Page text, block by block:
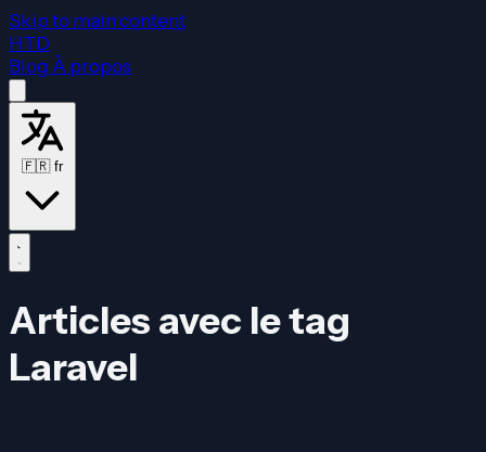
Skip to main content
HTD
Blog À propos
🇫🇷 fr
Articles avec le tag
Laravel